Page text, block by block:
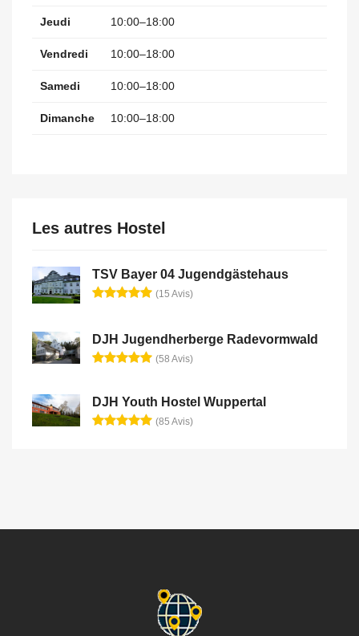
Jeudi 10:00–18:00
Vendredi 10:00–18:00
Samedi 10:00–18:00
Dimanche 10:00–18:00
Les autres Hostel
TSV Bayer 04 Jugendgästehaus
(15 Avis)
DJH Jugendherberge Radevormwald
(58 Avis)
DJH Youth Hostel Wuppertal
(85 Avis)